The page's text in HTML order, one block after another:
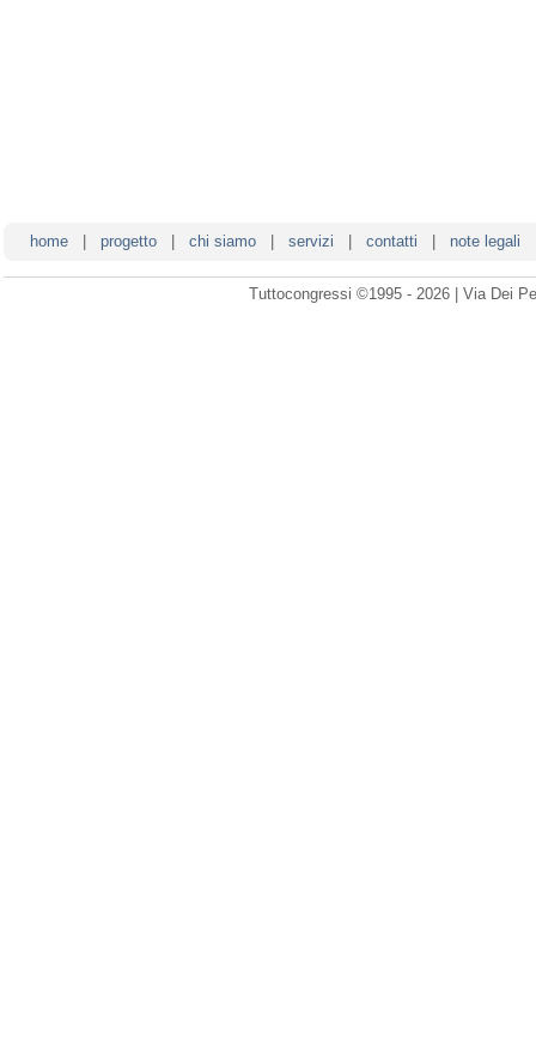
home progetto chi siamo servizi contatti note legali
Tuttocongressi ©1995 - 2026 | Via Dei